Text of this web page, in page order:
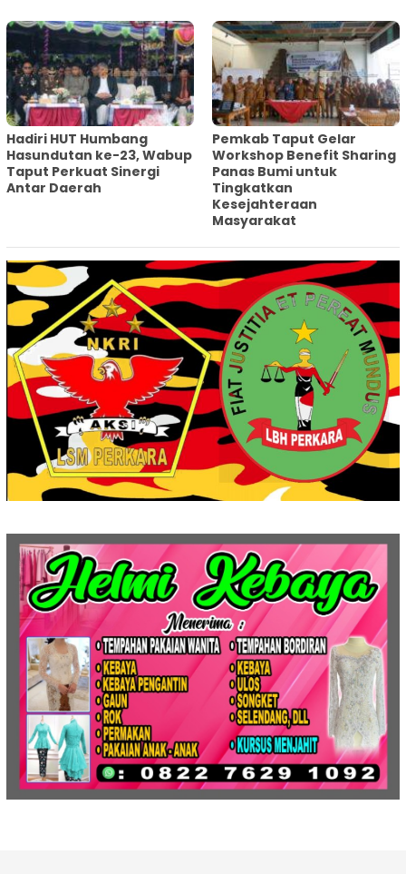
Hadiri HUT Humbang
Hasundutan ke-23, Wabup
Taput Perkuat Sinergi
Antar Daerah
Pemkab Taput Gelar
Workshop Benefit Sharing
Panas Bumi untuk
Tingkatkan
Kesejahteraan
Masyarakat